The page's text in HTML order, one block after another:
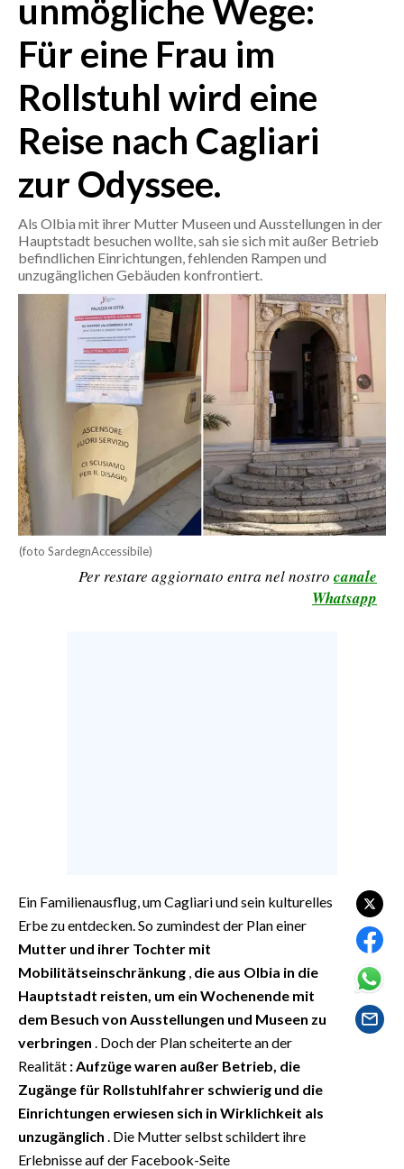
CRONACA
ITALIA
MONDO
POLITICA
ECONOMIA
SERVIZI ALLE IMPRESE
LAVORO
BANDI
SPORT IN SARDEGNA
RISULTATI E CLASSIFICHE
CALCIO
CALCIO REGIONALE
BASKET
VOLLEY
MOTORI
TENNIS
INSULARITÀ
FOTO
VIDEO
ABBONATI
ANNUNCI
NECROLOGI
PUBBLICITÀ
unmögliche Wege:
Für eine Frau im
Rollstuhl wird eine
Reise nach Cagliari
zur Odyssee.
Als Olbia mit ihrer Mutter Museen und Ausstellungen in der
Hauptstadt besuchen wollte, sah sie sich mit außer Betrieb
befindlichen Einrichtungen, fehlenden Rampen und
unzugänglichen Gebäuden konfrontiert.
(foto SardegnAccessibile)
Per restare aggiornato entra nel nostro canale
Whatsapp
Ein Familienausflug, um Cagliari und sein kulturelles
Erbe zu entdecken. So zumindest der Plan einer
Mutter und ihrer Tochter mit
Mobilitätseinschränkung die aus Olbia in die
Hauptstadt reisten, um ein Wochenende mit
dem Besuch von Ausstellungen und Museen zu
verbringen . Doch der Plan scheiterte an der
Realität : Aufzüge waren außer Betrieb, die
Zugänge für Rollstuhlfahrer schwierig und die
Einrichtungen erwiesen sich in Wirklichkeit als
unzugänglich . Die Mutter selbst schildert ihre
Erlebnisse auf der Facebook-Seite